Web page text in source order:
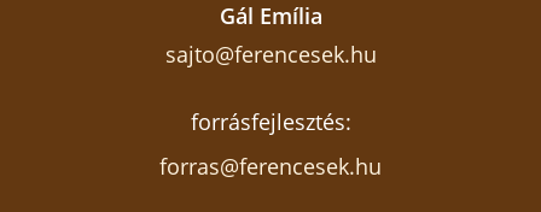
Gál Emília
sajto@ferencesek.hu
forrásfejlesztés:
forras@ferencesek.hu